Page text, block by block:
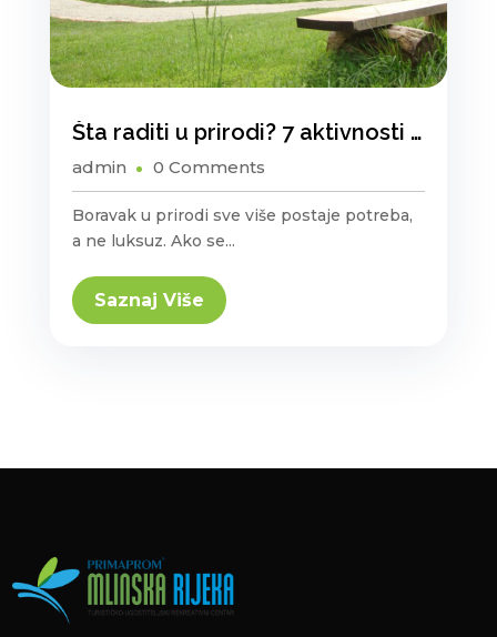
Šta raditi u prirodi? 7 aktivnosti koje možete probati u Mlinskoj Rijeci
admin 0 Comments
Boravak u prirodi sve više postaje potreba,
a ne luksuz. Ako se...
Saznaj Više